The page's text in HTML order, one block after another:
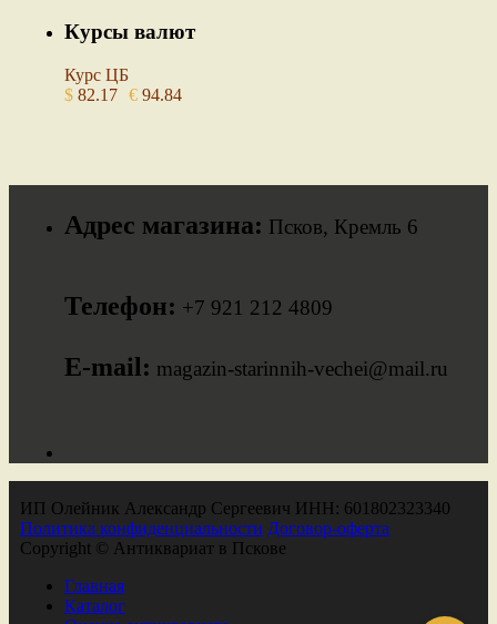
Курсы валют
Курс ЦБ
$ 82.17 € 94.84
Адрес магазина: Псков, Кремль 6
Телефон: +7 921 212 4809
E-mail: magazin-starinnih-vechei@mail.ru
ИП Олейник Александр Сергеевич ИНН: 601802323340
Политика конфиденциальности Договор-оферта
Copyright © Антиквариат в Пскове
Главная
Каталог